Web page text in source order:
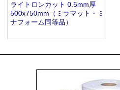
ライトロンカット 0.5mm厚
500x750mm（ミラマット・ミ
ナフォーム同等品）